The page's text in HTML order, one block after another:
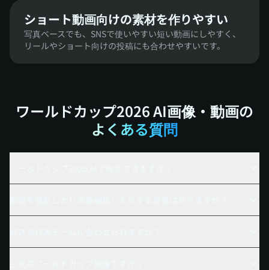
ショート動画向けの素材を作りやすい
写真ベースでも、SNSで使いやすい短い動画にしやすく、
リールやショート向けの投稿にも合わせやすいです。
ワールドカップ2026 AI画像・動画の
よくある質問